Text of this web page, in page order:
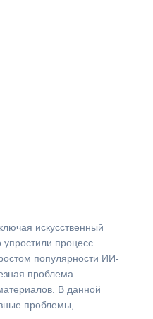
искусственный
упростили процесс
популярности ИИ-
проблема —
В данной
проблемы,